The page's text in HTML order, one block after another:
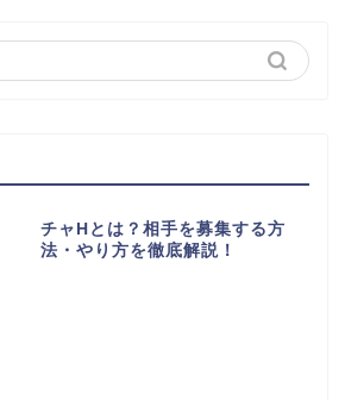
チャHとは？相手を募集する方
法・やり方を徹底解説！